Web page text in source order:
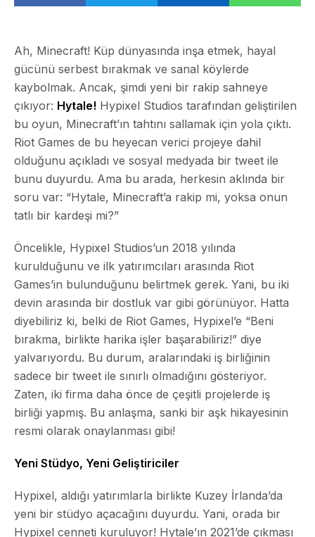
Ah, Minecraft! Küp dünyasında inşa etmek, hayal
gücünü serbest bırakmak ve sanal köylerde
kaybolmak. Ancak, şimdi yeni bir rakip sahneye
çıkıyor: Hytale! Hypixel Studios tarafından geliştirilen
bu oyun, Minecraft’ın tahtını sallamak için yola çıktı.
Riot Games de bu heyecan verici projeye dahil
olduğunu açıkladı ve sosyal medyada bir tweet ile
bunu duyurdu. Ama bu arada, herkesin aklında bir
soru var: “Hytale, Minecraft’a rakip mi, yoksa onun
tatlı bir kardeşi mi?”
Öncelikle, Hypixel Studios’un 2018 yılında
kurulduğunu ve ilk yatırımcıları arasında Riot
Games’in bulunduğunu belirtmek gerek. Yani, bu iki
devin arasında bir dostluk var gibi görünüyor. Hatta
diyebiliriz ki, belki de Riot Games, Hypixel’e “Beni
bırakma, birlikte harika işler başarabiliriz!” diye
yalvarıyordu. Bu durum, aralarındaki iş birliğinin
sadece bir tweet ile sınırlı olmadığını gösteriyor.
Zaten, iki firma daha önce de çeşitli projelerde iş
birliği yapmış. Bu anlaşma, sanki bir aşk hikayesinin
resmi olarak onaylanması gibi!
Yeni Stüdyo, Yeni Geliştiriciler
Hypixel, aldığı yatırımlarla birlikte Kuzey İrlanda’da
yeni bir stüdyo açacağını duyurdu. Yani, orada bir
Hypixel cenneti kuruluyor! Hytale’ın 2021’de çıkması